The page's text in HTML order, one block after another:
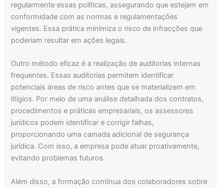
regularmente essas políticas, assegurando que estejam em
conformidade com as normas e regulamentações
vigentes. Essa prática minimiza o risco de infracções que
poderiam resultar em ações legais.
Outro método eficaz é a realização de auditorias internas
frequentes. Essas auditorias permitem identificar
potenciais áreas de risco antes que se materializem em
litígios. Por meio de uma análise detalhada dos contratos,
procedimentos e práticas empresariais, os assessores
jurídicos podem identificar e corrigir falhas,
proporcionando uma camada adicional de segurança
jurídica. Com isso, a empresa pode atuar proativamente,
evitando problemas futuros.
Além disso, a formação contínua dos colaboradores sobre